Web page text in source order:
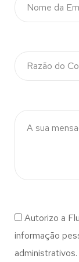
Autorizo a
informação
administrativos.